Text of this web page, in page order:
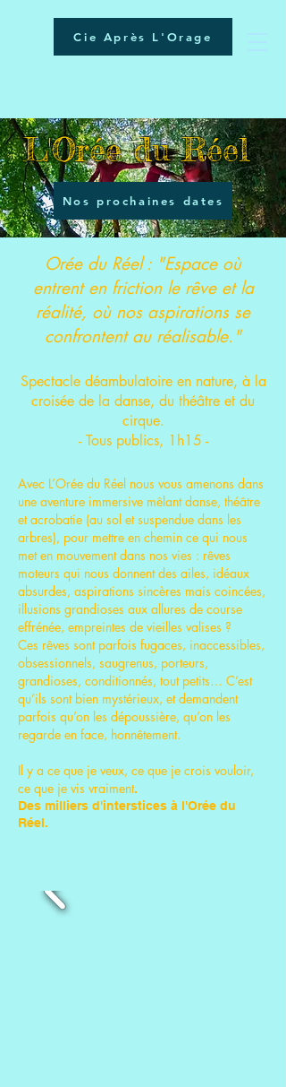
Cie Après L'Orage
L'Orée du Réel
Nos prochaines dates
Orée du Réel : "Espace où
entrent en friction le rêve et la
réalité, où nos aspirations se
confrontent au réalisable."
Spectacle déambulatoire en nature, à la
croisée de la danse, du théâtre et du
cirque.
- Tous publics, 1h15 -
Avec L’Orée du Réel nous vous amenons dans
une aventure immersive mêlant danse, théâtre
et acrobatie (au sol et suspendue dans les
arbres), pour mettre en chemin ce qui nous
met en mouvement dans nos vies : rêves
moteurs qui nous donnent des ailes, idéaux
absurdes, aspirations sincères mais coincées,
illusions grandioses aux allures de course
effrénée, empreintes de vieilles valises ?
Ces rêves sont parfois fugaces, inaccessibles,
obsessionnels, saugrenus, porteurs,
grandioses, conditionnés, tout petits… C’est
qu’ils sont bien mystérieux, et demandent
parfois qu’on les dépoussière, qu’on les
regarde en face, honnêtement.
Il y a ce que je veux, ce que je crois vouloir,
ce que je vis vraiment.
Des milliers d'interstices à l'Orée du
Réel.